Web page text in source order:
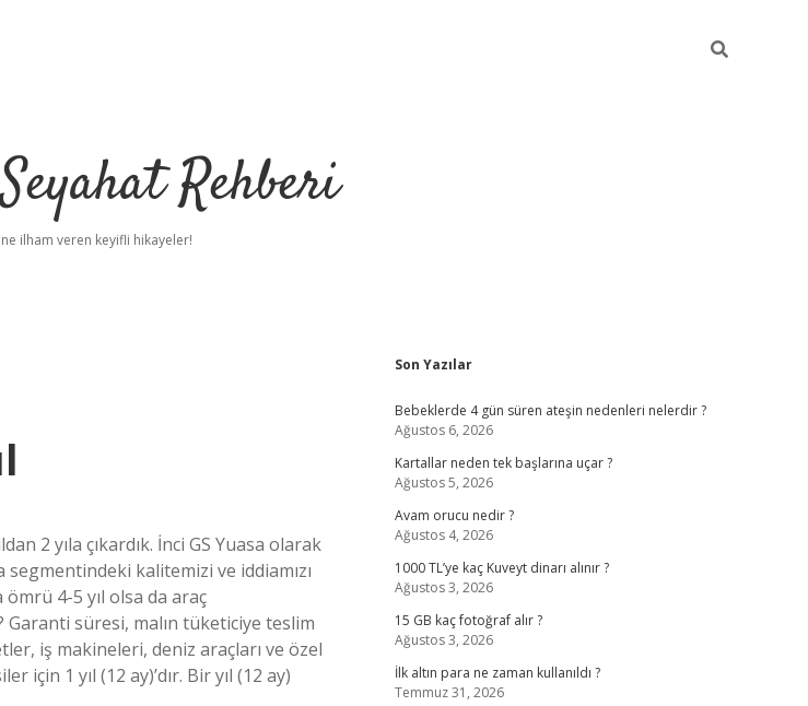
Rehberi
ilham veren keyifli hikayeler!
2 yıla çıkardık. İnci GS Yuasa olarak
kalitemizi ve iddiamızı
4-5 yıl olsa da araç
Garanti süresi, malın tüketiciye teslim
iş makineleri, deniz araçları ve özel
için 1 yıl (12 ay)’dır. Bir yıl (12 ay)
Sidebar
Son Yazılar
Bebeklerde 4 gün süren ateşin nedenleri nelerdir ?
Ağustos 6, 2026
Kartallar neden tek başlarına uçar ?
Ağustos 5, 2026
Avam orucu nedir ?
Ağustos 4, 2026
1000 TL’ye kaç Kuveyt dinarı alınır ?
Ağustos 3, 2026
15 GB kaç fotoğraf alır ?
Ağustos 3, 2026
İlk altın para ne zaman kullanıldı ?
Temmuz 31, 2026